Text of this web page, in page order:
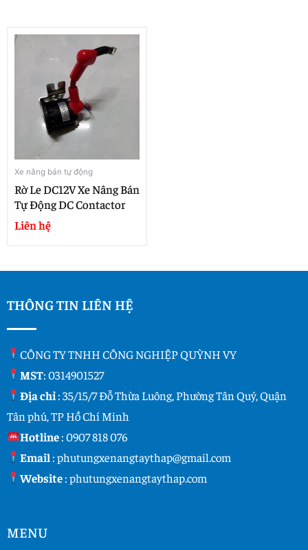
Xe nâng bán tự động
Rờ Le DC12V Xe Nâng Bán
Tự Động DC Contactor
Liên hệ
THÔNG TIN LIÊN HỆ
CÔNG TY TNHH CÔNG NGHIỆP QUỲNH VY
MST: 0314901527
Địa chỉ: 35/15/7 Đỗ Thừa Luông, Phường Tân Quý, Quận
Tân phú, TP Hồ Chí Minh
Hotline:0907 818 076
Email :phutungxenangtaythap@gmail.com
Website:phutungxenangtaythap.com
MENU